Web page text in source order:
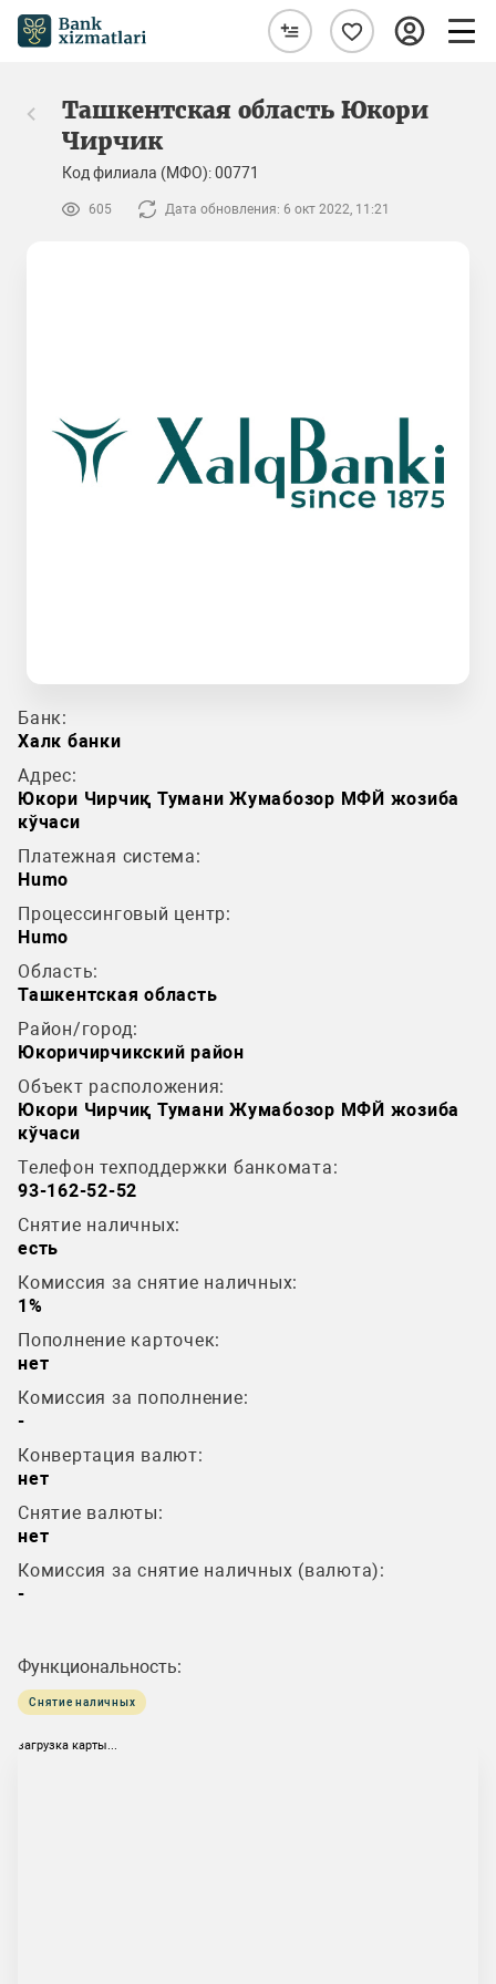
Ташкентская область Юкори
Чирчик
Код филиала (МФО): 00771
605 Дата обновления: 6 окт 2022, 11:21
Банк:
Халк банки
Адрес:
Юкори Чирчиқ Тумани Жумабозор МФЙ жозиба
кўчаси
Платежная система:
Humo
Процессинговый центр:
Humo
Область:
Ташкентская область
Район/город:
Юкоричирчикский район
Объект расположения:
Юкори Чирчиқ Тумани Жумабозор МФЙ жозиба
кўчаси
Телефон техподдержки банкомата:
93-162-52-52
Снятие наличных:
есть
Комиссия за снятие наличных:
1%
Пополнение карточек:
нет
Комиссия за пополнение:
-
Конвертация валют:
нет
Снятие валюты:
нет
Комиссия за снятие наличных (валюта):
-
Функциональность:
Снятие наличных
загрузка карты...